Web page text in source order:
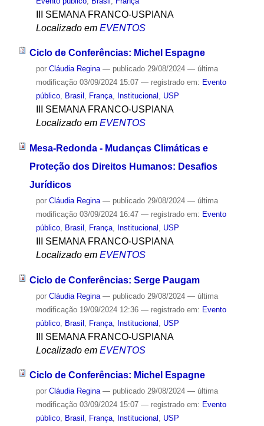
III SEMANA FRANCO-USPIANA
Localizado em EVENTOS
Ciclo de Conferências: Michel Espagne
por Cláudia Regina — publicado29/08/2024 — última
modificação03/09/2024 15:07 — registrado em: Evento
público, Brasil , França, Institucional , USP
III SEMANA FRANCO-USPIANA
Localizado em EVENTOS
Mesa-Redonda - Mudanças Climáticas e
Proteção dos Direitos Humanos: Desafios
Jurídicos
por Cláudia Regina — publicado29/08/2024 — última
modificação03/09/2024 16:47 — registrado em: Evento
público, Brasil , França, Institucional , USP
III SEMANA FRANCO-USPIANA
Localizado em EVENTOS
Ciclo de Conferências: Serge Paugam
por Cláudia Regina — publicado29/08/2024 — última
modificação19/09/2024 12:36 — registrado em: Evento
público, Brasil França, Institucional USP
III SEMANA FRANCO-USPIANA
Localizado em EVENTOS
Ciclo de Conferências: Michel Espagne
por Cláudia Regina — publicado29/08/2024 — última
modificação03/09/2024 15:07 — registrado em: Evento
público, Brasil , França, Institucional , USP